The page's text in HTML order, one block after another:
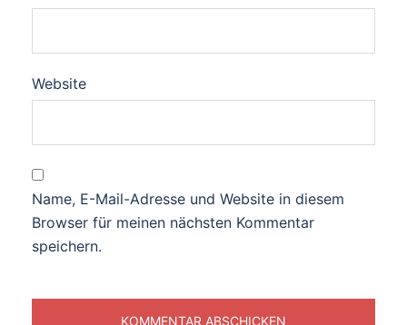
Website
Name, E-Mail-Adresse und Website in diesem
Browser für meinen nächsten Kommentar
speichern.